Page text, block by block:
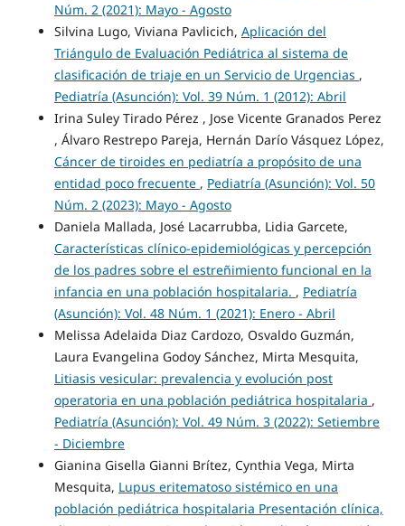
Núm. 2 (2021): Mayo - Agosto
Silvina Lugo, Viviana Pavlicich, Aplicación del
Triángulo de Evaluación Pediátrica al sistema de
clasificación de triaje en un Servicio de Urgencias ,
Pediatría (Asunción): Vol. 39 Núm. 1 (2012): Abril
Irina Suley Tirado Pérez , Jose Vicente Granados Perez
, Álvaro Restrepo Pareja, Hernán Darío Vásquez López,
Cáncer de tiroides en pediatría a propósito de una
entidad poco frecuente , Pediatría (Asunción): Vol. 50
Núm. 2 (2023): Mayo - Agosto
Daniela Mallada, José Lacarrubba, Lidia Garcete,
Características clínico-epidemiológicas y percepción
de los padres sobre el estreñimiento funcional en la
infancia en una población hospitalaria. , Pediatría
(Asunción): Vol. 48 Núm. 1 (2021): Enero - Abril
Melissa Adelaida Diaz Cardozo, Osvaldo Guzmán,
Laura Evangelina Godoy Sánchez, Mirta Mesquita,
Litiasis vesicular: prevalencia y evolución post
operatoria en una población pediátrica hospitalaria ,
Pediatría (Asunción): Vol. 49 Núm. 3 (2022): Setiembre
- Diciembre
Gianina Gisella Gianni Brítez, Cynthia Vega, Mirta
Mesquita, Lupus eritematoso sistémico en una
población pediátrica hospitalaria Presentación clínica,